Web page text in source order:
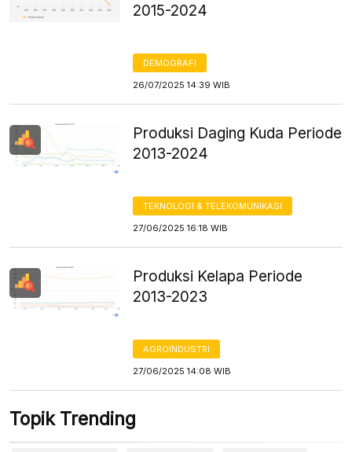
2015-2024
DEMOGRAFI
26/07/2025 14:39 WIB
Produksi Daging Kuda Periode
2013-2024
TEKNOLOGI & TELEKOMUNIKASI
27/06/2025 16:18 WIB
Produksi Kelapa Periode
2013-2023
AGROINDUSTRI
27/06/2025 14:08 WIB
Topik Trending